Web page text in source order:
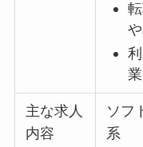
主な求人
内容
ソフ
系